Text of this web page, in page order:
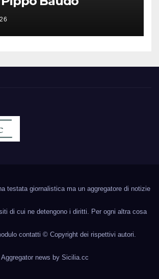
testata giornalistica ma un aggregatore di notizie
di cui ne detengono i diritti. Per ogni altra cosa
contatti © Copyright dei rispettivi autori.
Aggregator news by Sicilia.cc